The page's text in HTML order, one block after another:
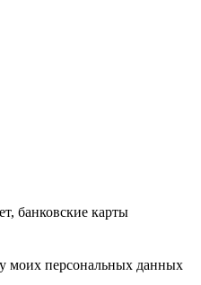
банковские карты
моих персональных данных